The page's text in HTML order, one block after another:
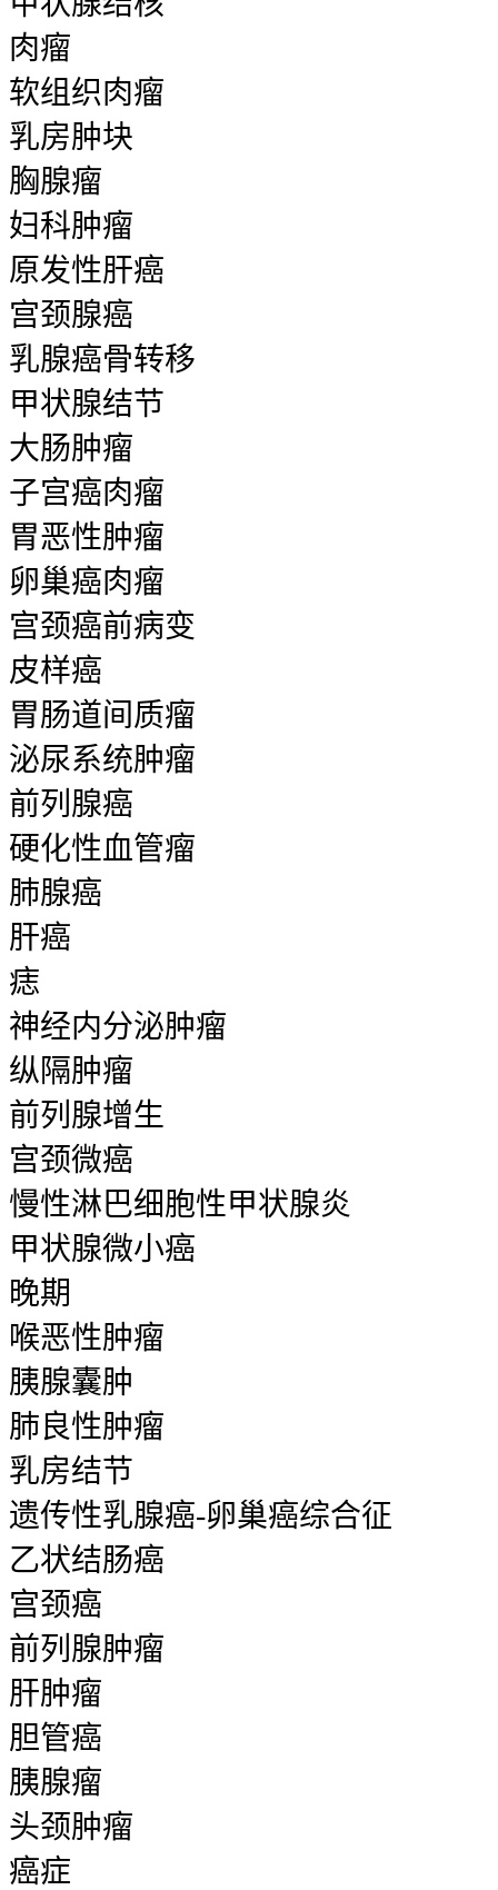
肉瘤
软组织肉瘤
乳房肿块
胸腺瘤
妇科肿瘤
原发性肝癌
宫颈腺癌
乳腺癌骨转移
甲状腺结节
大肠肿瘤
子宫癌肉瘤
胃恶性肿瘤
卵巢癌肉瘤
宫颈癌前病变
皮样癌
胃肠道间质瘤
泌尿系统肿瘤
前列腺癌
硬化性血管瘤
肺腺癌
肝癌
痣
神经内分泌肿瘤
纵隔肿瘤
前列腺增生
宫颈微癌
慢性淋巴细胞性甲状腺炎
甲状腺微小癌
晚期
喉恶性肿瘤
胰腺囊肿
肺良性肿瘤
乳房结节
遗传性乳腺癌-卵巢癌综合征
乙状结肠癌
宫颈癌
前列腺肿瘤
肝肿瘤
胆管癌
胰腺瘤
头颈肿瘤
癌症